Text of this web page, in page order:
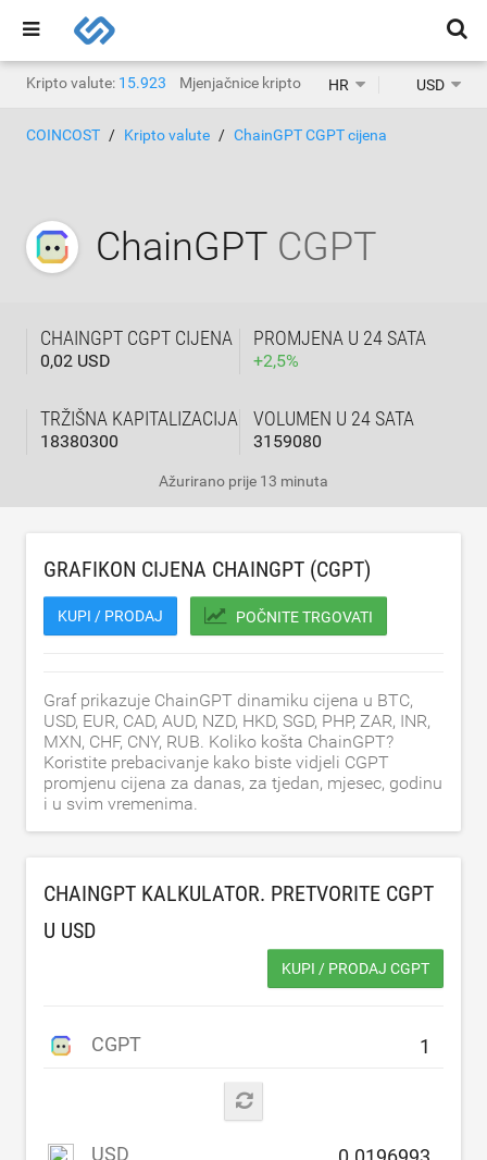
Kripto valute: 15.923 Mjenjačnice kripto valuta: 1.471
HR USD
COINCOST Kripto valute ChainGPT CGPT cijena
ChainGPT CGPT
CHAINGPT CGPT CIJENA
0,02 USD
PROMJENA U 24 SATA
+2,5%
TRŽIŠNA KAPITALIZACIJA
18380300
VOLUMEN U 24 SATA
3159080
Ažurirano prije 13 minuta
GRAFIKON CIJENA CHAINGPT (CGPT)
KUPI / PRODAJ POČNITE TRGOVATI
Graf prikazuje ChainGPT dinamiku cijena u BTC,
USD, EUR, CAD, AUD, NZD, HKD, SGD, PHP, ZAR, INR,
MXN, CHF, CNY, RUB. Koliko košta ChainGPT?
Koristite prebacivanje kako biste vidjeli CGPT
promjenu cijena za danas, za tjedan, mjesec, godinu
i u svim vremenima.
CHAINGPT KALKULATOR. PRETVORITE CGPT
U USD
KUPI / PRODAJ CGPT
CGPT
USD